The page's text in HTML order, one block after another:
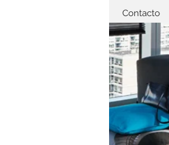
Contacto